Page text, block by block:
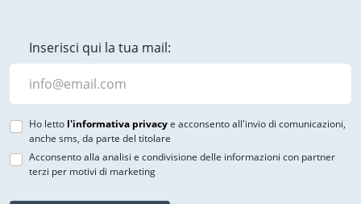
Inserisci qui la tua mail:
Ho letto l'informativa privacye acconsento all'invio di comunicazioni,
anche sms, da parte del titolare
Acconsento alla analisi e condivisione delle informazioni con partner
terzi per motivi di marketing